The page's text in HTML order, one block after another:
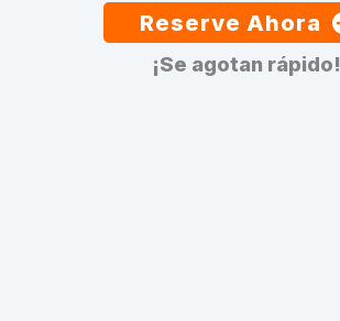
Reserve Ahora
¡Se agotan rápido!